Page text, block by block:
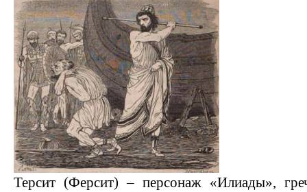
Терсит (Ферсит) – персонаж «Илиады»,